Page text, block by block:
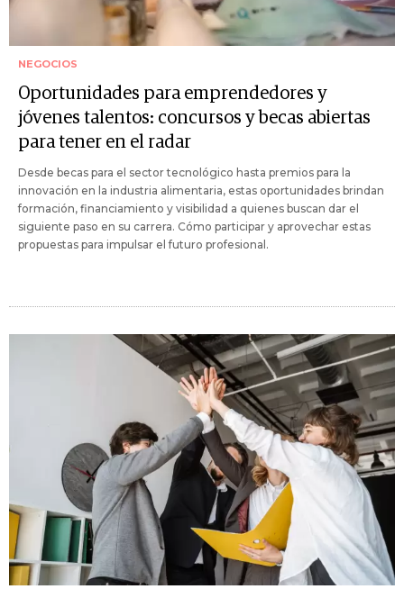
NEGOCIOS
Oportunidades para emprendedores y
jóvenes talentos: concursos y becas abiertas
para tener en el radar
Desde becas para el sector tecnológico hasta premios para la
innovación en la industria alimentaria, estas oportunidades brindan
formación, financiamiento y visibilidad a quienes buscan dar el
siguiente paso en su carrera. Cómo participar y aprovechar estas
propuestas para impulsar el futuro profesional.